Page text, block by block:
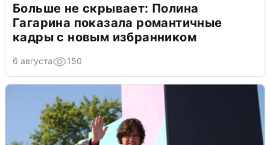
Больше не скрывает: Полина
Гагарина показала романтичные
кадры с новым избранником
6 августа 150